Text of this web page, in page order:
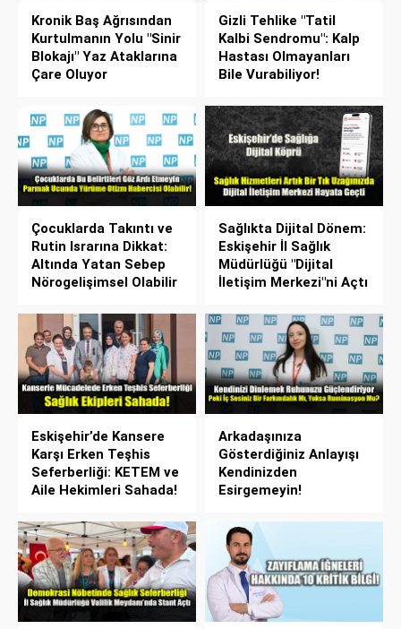
Kronik Baş Ağrısından
Kurtulmanın Yolu "Sinir
Blokajı" Yaz Ataklarına
Çare Oluyor
Gizli Tehlike "Tatil
Kalbi Sendromu": Kalp
Hastası Olmayanları
Bile Vurabiliyor!
Çocuklarda Takıntı ve
Rutin Israrına Dikkat:
Altında Yatan Sebep
Nörogelişimsel Olabilir
Sağlıkta Dijital Dönem:
Eskişehir İl Sağlık
Müdürlüğü "Dijital
İletişim Merkezi"ni Açtı
Eskişehir’de Kansere
Karşı Erken Teşhis
Seferberliği: KETEM ve
Aile Hekimleri Sahada!
Arkadaşınıza
Gösterdiğiniz Anlayışı
Kendinizden
Esirgemeyin!